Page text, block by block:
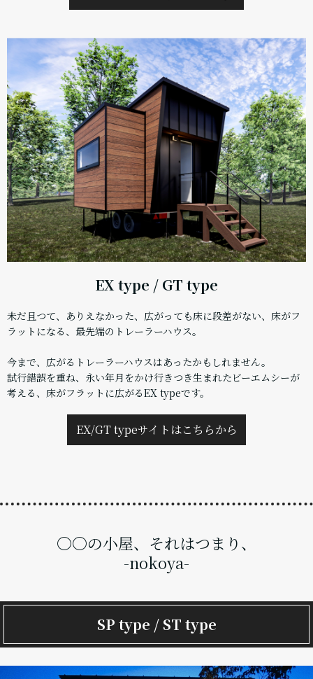
EX type / GT type
未だ且つて、ありえなかった、広がっても床に段差がない、床がフ
ラットになる、最先端のトレーラーハウス。
今まで、広がるトレーラーハウスはあったかもしれません。
試行錯誤を重ね、永い年月をかけ行きつき生まれたビーエムシーが
考える、床がフラットに広がるEX typeです。
EX/GT typeサイトはこちらから
〇〇の小屋、それはつまり、
-nokoya-
SP type / ST type